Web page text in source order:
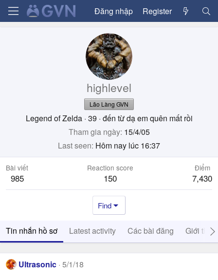
Đăng nhập Register
highlevel
Lão Làng GVN
Legend of Zelda · 39 · đến từdạ em quên mất rồi
Tham gia ngày 15/4/05
Last seen Hôm nay lúc 16:37
Bài viết
985
Reaction score
150
Điểm
7,430
Find
Tin nhắn hồ sơ Latest activity Các bài đăng Giới thiệu
Ultrasonic 5/1/18